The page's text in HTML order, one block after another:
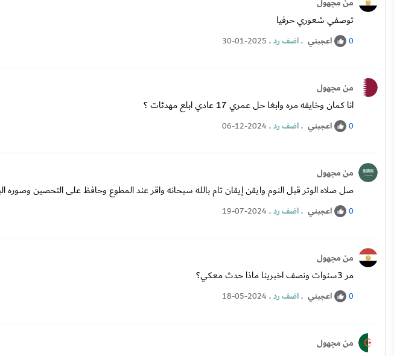
توصفي شعوري حرفيا
0 اعجبني .اضف رد.
30-01-2025
من مجهول
انا كمان وخايفه مره وابغا حل عمري 17 عادي ابلع مهدئات ؟
0 اعجبني .اضف رد.
06-12-2024
من مجهول
صل صلاه الوتر قبل النوم وايقن إيقان تام بالله سبحانه واقر عند المطوع وحافظ على التحصين وصوره
0 اعجبني .اضف رد.
19-07-2024
من مجهول
مر 3سنوات ونصف اخبرينا ماذا حدث معكي؟
0 اعجبني .اضف رد.
18-05-2024
من مجهول